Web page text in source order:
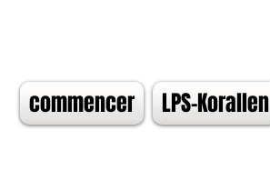
commencer LPS-Korallen